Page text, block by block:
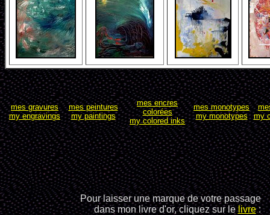
mes gravures
my engravings
mes peintures
my paintings
mes encres
colorées
my colored inks
mes monotypes
my monotypes
my
Pour laisser une marque de votre passage
dans mon livre d'or, cliquez sur lelivre: